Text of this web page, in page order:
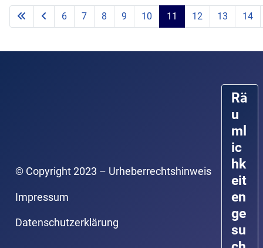
6 7 8 9 10 11 12 13 14
© Copyright 2023 – Urheberrechtshinweis
Impressum
Datenschutzerklärung
Rä
u
ml
ic
hk
eit
en
ge
su